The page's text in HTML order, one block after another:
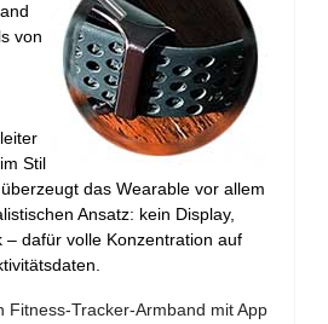
von
Stil
das Wearable vor allem
Ansatz: kein Display,
– dafür volle Konzentration auf
Fitness-Tracker-Armband mit App